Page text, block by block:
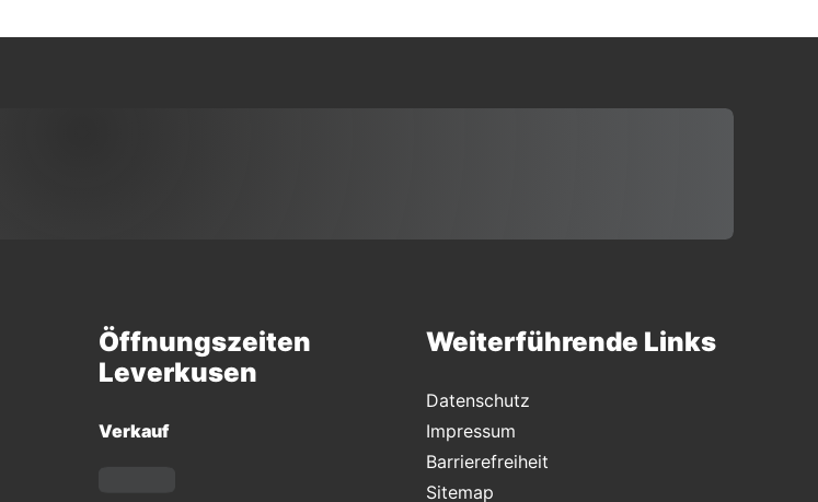
Öffnungszeiten
Leverkusen
Verkauf
Weiterführende Links
Datenschutz
Impressum
Barrierefreiheit
Sitemap